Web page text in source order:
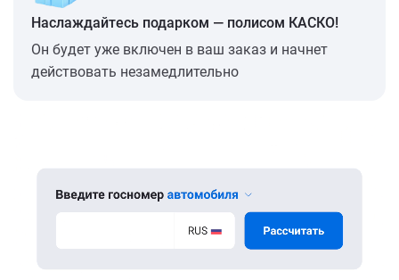
Наслаждайтесь подарком — полисом КАСКО!
Он будет уже включен в ваш заказ и начнет
действовать незамедлительно